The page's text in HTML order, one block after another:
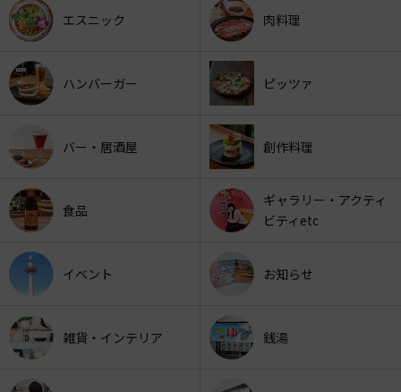
エスニック 肉料理
ハンバーガー ピッツァ
バー・居酒屋 創作料理
食品
ギャラリー・アクティ
ビティetc
イベント お知らせ
雑貨・インテリア 銭湯